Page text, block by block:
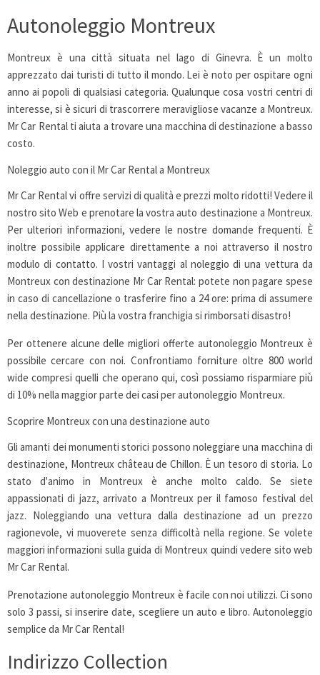
Autonoleggio Montreux
Montreux è una città situata nel lago di Ginevra. È un molto
apprezzato dai turisti di tutto il mondo. Lei è noto per ospitare ogni
anno ai popoli di qualsiasi categoria. Qualunque cosa vostri centri di
interesse, si è sicuri di trascorrere meravigliose vacanze a Montreux.
Mr Car Rental ti aiuta a trovare una macchina di destinazione a basso
costo.
Noleggio auto con il Mr Car Rental a Montreux
Mr Car Rental vi offre servizi di qualità e prezzi molto ridotti! Vedere il
nostro sito Web e prenotare la vostra auto destinazione a Montreux.
Per ulteriori informazioni, vedere le nostre domande frequenti. È
inoltre possibile applicare direttamente a noi attraverso il nostro
modulo di contatto. I vostri vantaggi al noleggio di una vettura da
Montreux con destinazione Mr Car Rental: potete non pagare spese
in caso di cancellazione o trasferire fino a 24 ore: prima di assumere
nella destinazione. Più la vostra franchigia si rimborsati disastro!
Per ottenere alcune delle migliori offerte autonoleggio Montreux è
possibile cercare con noi. Confrontiamo forniture oltre 800 world
wide compresi quelli che operano qui, così possiamo risparmiare più
di 10% nella maggior parte dei casi per autonoleggio Montreux.
Scoprire Montreux con una destinazione auto
Gli amanti dei monumenti storici possono noleggiare una macchina di
destinazione, Montreux château de Chillon. È un tesoro di storia. Lo
stato d'animo in Montreux è anche molto caldo. Se siete
appassionati di jazz, arrivato a Montreux per il famoso festival del
jazz. Noleggiando una vettura dalla destinazione ad un prezzo
ragionevole, vi muoverete senza difficoltà nella regione. Se volete
maggiori informazioni sulla guida di Montreux quindi vedere sito web
Mr Car Rental.
Prenotazione autonoleggio Montreux è facile con noi utilizzi. Ci sono
solo 3 passi, si inserire date, scegliere un auto e libro. Autonoleggio
semplice da Mr Car Rental!
Indirizzo Collection